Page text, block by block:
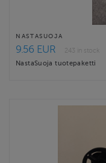
NASTASUOJA
9.56 EUR
243 in stock
NastaSuoja tuotepaketti